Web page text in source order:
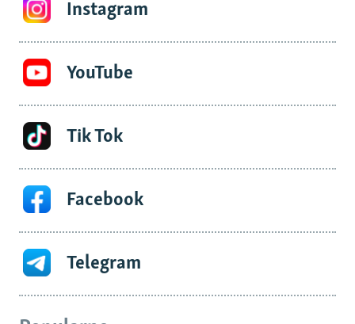
Instagram
YouTube
Tik Tok
Facebook
Telegram